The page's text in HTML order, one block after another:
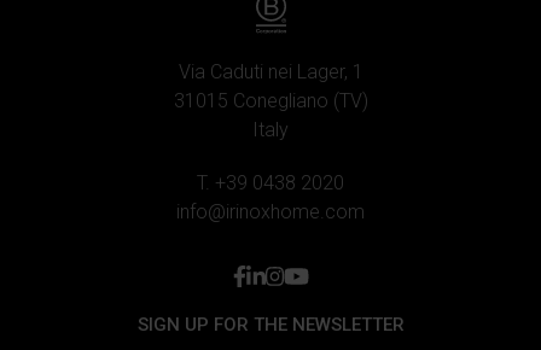
annunci, fornire le funzioni dei social media e analizzare il
nostro traffico. Inoltre forniamo informazioni sul modo in
cui utilizzi il nostro sito ai nostri partner che si occupano
di analisi dei dati web, pubblicità e social media, i quali
potrebbero combinarle con altre informazioni che hai
Via Caduti nei Lager, 1
31015 Conegliano (TV)
Italy
T. +39 0438 2020
info@irinoxhome.com
facebook
linkedin
instagram
youtube
SIGN UP FOR THE NEWSLETTER